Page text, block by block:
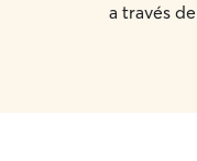
a través